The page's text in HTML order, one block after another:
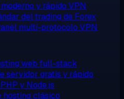
y rápido VPN
del trading de Forex
multi-protocolo VPN
web full-stack
servidor gratis y rápido
y Node.js
hosting clásico